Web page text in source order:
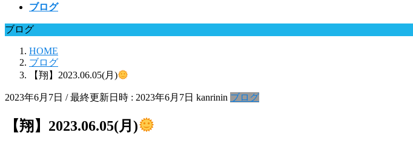
キ
ッ
に
移
ブログ
ブログ
HOME
ブログ
【翔】2023.06.05(月)
2023年6月7日 / 最終更新日時 : 2023年6月7日 kanrinin ブログ
【翔】2023.06.05(月)